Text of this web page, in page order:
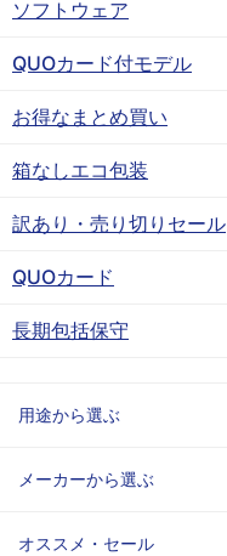
ソフトウェア
QUOカード付モデル
お得なまとめ買い
箱なしエコ包装
訳あり・売り切りセール
QUOカード
長期包括保守
用途から選ぶ
メーカーから選ぶ
オススメ・セール